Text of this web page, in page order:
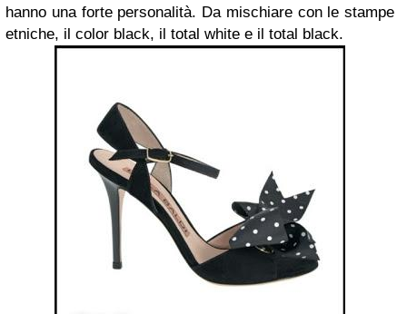
hanno una forte personalità. Da mischiare con le stampe
etniche, il color black, il total white e il total black.